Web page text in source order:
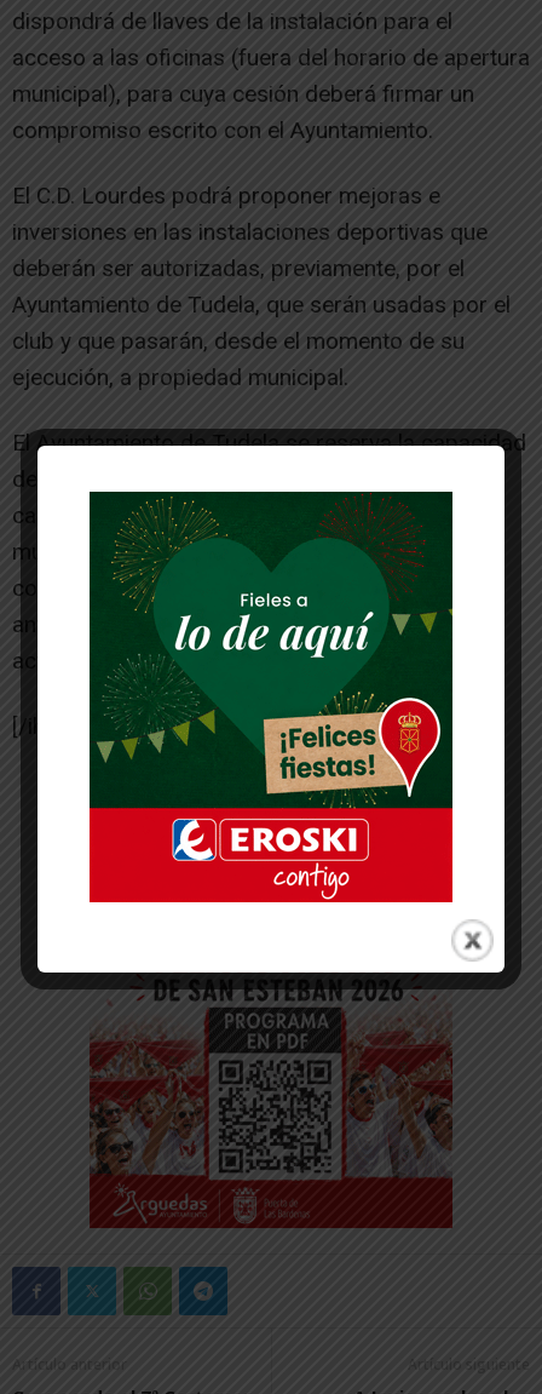
dispondrá de llaves de la instalación para el
acceso a las oficinas (fuera del horario de apertura
municipal), para cuya cesión deberá firmar un
compromiso escrito con el Ayuntamiento.
El C.D. Lourdes podrá proponer mejoras e
inversiones en las instalaciones deportivas que
deberán ser autorizadas, previamente, por el
Ayuntamiento de Tudela, que serán usadas por el
club y que pasarán, desde el momento de su
ejecución, a propiedad municipal.
El Ayuntamiento de Tudela se reserva la capacidad
de usar las citadas instalaciones deportivas con
carácter preferente y para cualquier actividad
municipal organizada por el mismo, lo cual se
comunicará al C.D. Lourdes con la debida
antelación para no interferir en sus usos y
actividades.
[/ihc-hide-content]03
-- Publicidad --
Artículo anterior Artículo siguiente